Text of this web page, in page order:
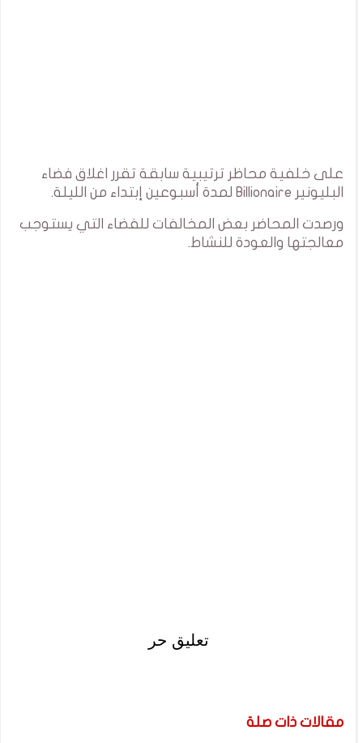
على خلفية محاظر ترتيبية سابقة تقرر اغلاق فضاء
البليونير Billionaire لمدة أسبوعين إبتداء من الليلة.
ورصدت المحاضر بعض المخالفات للفضاء التي يستوجب
معالجتها والعودة للنشاط.
تعليق حر
مقالات ذات صلة